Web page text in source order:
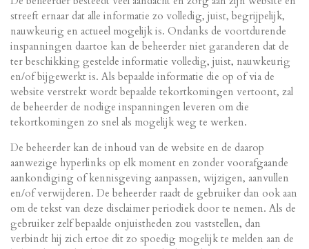
streeft ernaar dat alle informatie zo volledig, juist, begrijpelijk,
nauwkeurig en actueel mogelijk is. Ondanks de voortdurende
inspanningen daartoe kan de beheerder niet garanderen dat de
ter beschikking gestelde informatie volledig, juist, nauwkeurig
en/of bijgewerkt is. Als bepaalde informatie die op of via de
website verstrekt wordt bepaalde tekortkomingen vertoont, zal
de beheerder de nodige inspanningen leveren om die
tekortkomingen zo snel als mogelijk weg te werken.
De beheerder kan de inhoud van de website en de daarop
aanwezige hyperlinks op elk moment en zonder voorafgaande
aankondiging of kennisgeving aanpassen, wijzigen, aanvullen
en/of verwijderen. De beheerder raadt de gebruiker dan ook aan
om de tekst van deze disclaimer periodiek door te nemen. Als de
gebruiker zelf bepaalde onjuistheden zou vaststellen, dan
verbindt hij zich ertoe dit zo spoedig mogelijk te melden aan de